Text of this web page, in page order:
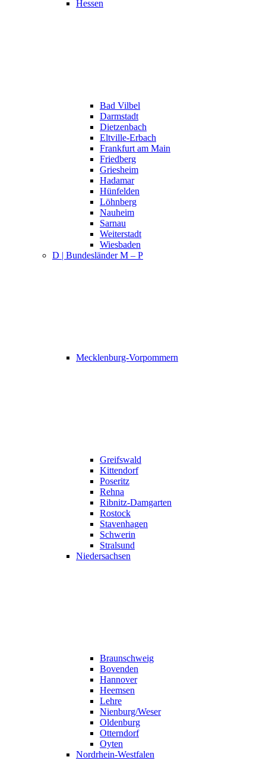
Hessen
Bad Vilbel
Darmstadt
Dietzenbach
Eltville-Erbach
Frankfurt am Main
Friedberg
Griesheim
Hadamar
Hünfelden
Löhnberg
Nauheim
Sarnau
Weiterstadt
Wiesbaden
D | Bundesländer M – P
Mecklenburg-Vorpommern
Greifswald
Kittendorf
Poseritz
Rehna
Ribnitz-Damgarten
Rostock
Stavenhagen
Schwerin
Stralsund
Niedersachsen
Braunschweig
Bovenden
Hannover
Heemsen
Lehre
Nienburg/Weser
Oldenburg
Otterndorf
Oyten
Nordrhein-Westfalen